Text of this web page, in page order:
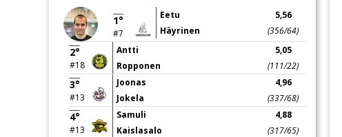
1°
#7
Eetu
Häyrinen
5,56
(356/64)
2°
#18
Antti
Ropponen
5,05
(111/22)
3°
#13
Joonas
Jokela
4,96
(337/68)
4°
#13
Samuli
Kaislasalo
4,88
(317/65)